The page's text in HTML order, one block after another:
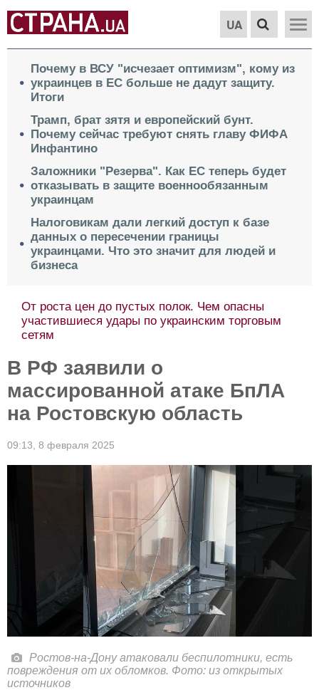
UA
Почему в ВСУ "исчезает оптимизм", кому из
украинцев в ЕС больше не дадут защиту.
Итоги
Трамп, брат зятя и европейский бунт.
Почему сейчас требуют снять главу ФИФА
Инфантино
Заложники "Резерва". Как ЕС теперь будет
отказывать в защите военнообязанным
украинцам
Налоговикам дали легкий доступ к базе
данных о пересечении границы
украинцами. Что это значит для людей и
бизнеса
От роста цен до пустых полок. Чем опасны
участившиеся удары по украинским торговым
сетям
В РФ заявили о
массированной атаке БпЛА
на Ростовскую область
09:13, 8 февраля 2025
Ростов-на-Дону атаковали беспилотники, есть
повреждения от их обломков. Фото: из открытых
источников